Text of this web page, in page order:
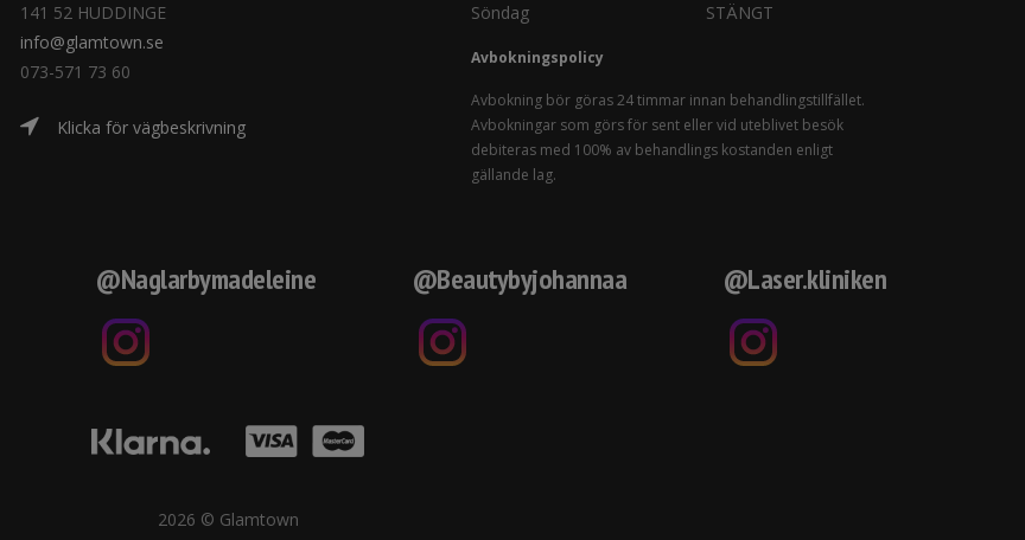
141 52 HUDDINGE
info@glamtown.se
073-571 73 60
Klicka för vägbeskrivning
Söndag
STÄNGT
Avbokningspolicy
Avbokning bör göras 24 timmar innan behandlingstillfället.
Avbokningar som görs för sent eller vid uteblivet besök
debiteras med 100% av behandlings kostanden enligt
gällande lag.
@Naglarbymadeleine @Beautybyjohannaa @Laser.kliniken
2026 © Glamtown